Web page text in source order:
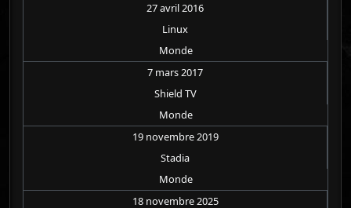
27 avril 2016
Linux
Monde
7 mars 2017
Shield TV
Monde
19 novembre 2019
Stadia
Monde
18 novembre 2025